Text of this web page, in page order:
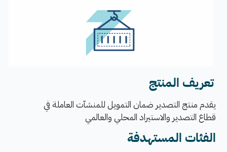
​​​​​​​​​ ​تعريف المنتج
يقدم منتج التصدير ضمان التمويل للمنشآت العاملة في
قطاع التصدير والاستيراد المحلي والعالمي
الفئات المستهدفة